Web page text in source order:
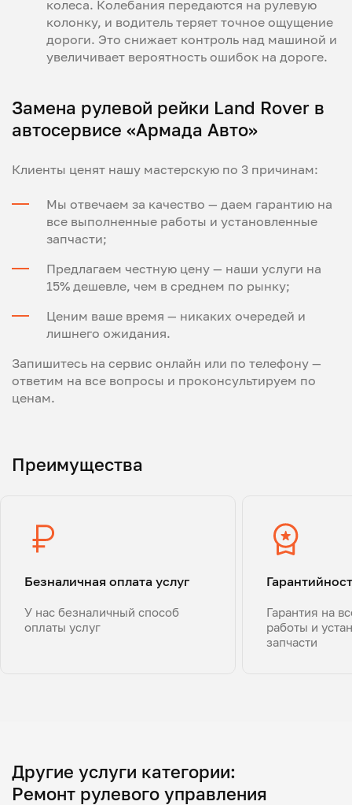
колеса. Колебания передаются на рулевую
колонку, и водитель теряет точное ощущение
дороги. Это снижает контроль над машиной и
увеличивает вероятность ошибок на дороге.
Замена рулевой рейки Land Rover в
автосервисе «Армада Авто»
Клиенты ценят нашу мастерскую по 3 причинам:
Мы отвечаем за качество — даем гарантию на
все выполненные работы и установленные
запчасти;
Предлагаем честную цену — наши услуги на
15% дешевле, чем в среднем по рынку;
Ценим ваше время — никаких очередей и
лишнего ожидания.
Запишитесь на сервис онлайн или по телефону —
ответим на все вопросы и проконсультируем по
ценам.
Преимущества
Безналичная оплата услуг
У нас безналичный способ
оплаты услуг
Гарантия на
работы и
запчасти
Другие услуги категории:
Ремонт рулевого управления